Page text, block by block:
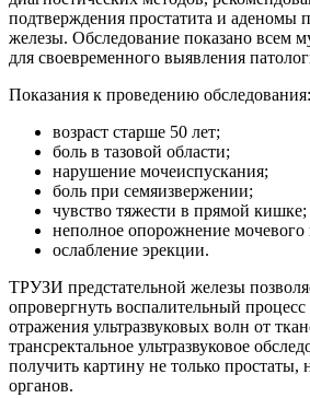
подтверждения простатита и аденомы
железы. Обследование показано всем
для своевременного выявления
Показания к проведению обследования:
возраст старше 50 лет;
боль в тазовой области;
нарушение мочеиспускания;
боль при семяизвержении;
чувство тяжести в прямой кишке;
неполное опорожнение мочевого
ослабление эрекции.
ТРУЗИ предстательной железы
опровергнуть воспалительный процесс
отражения ультразвуковых волн от
трансректальное ультразвуковое
получить картину не только
органов.